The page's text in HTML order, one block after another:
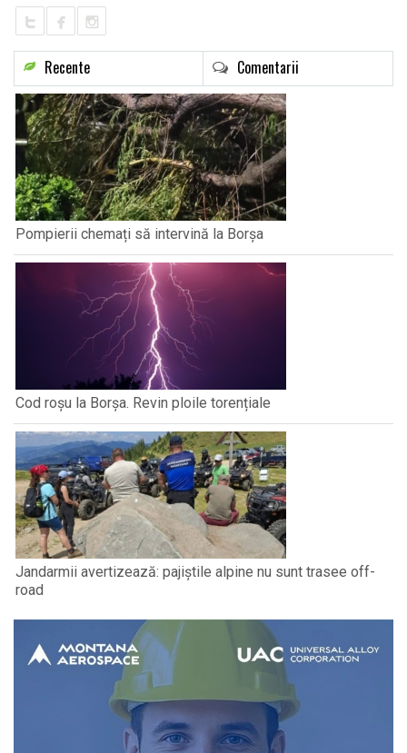
Recente Comentarii
Pompierii chemați să intervină la Borșa
Cod roșu la Borșa. Revin ploile torențiale
Jandarmii avertizează: pajiștile alpine nu sunt trasee off-
road